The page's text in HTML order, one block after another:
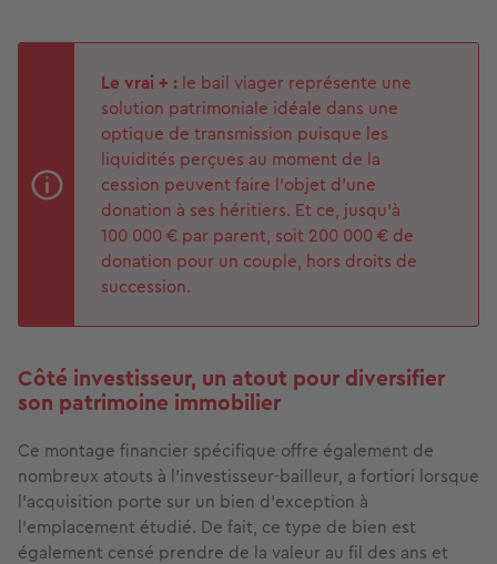
Le vrai + : le bail viager représente une
solution patrimoniale idéale dans une
optique de transmission puisque les
liquidités perçues au moment de la
cession peuvent faire l’objet d’une
donation à ses héritiers. Et ce, jusqu’à
100 000 € par parent, soit 200 000 € de
donation pour un couple, hors droits de
succession.
Côté investisseur, un atout pour diversifier
son patrimoine immobilier
Ce montage financier spécifique offre également de
nombreux atouts à l’investisseur-bailleur, a fortiori lorsque
l’acquisition porte sur un bien d’exception à
l’emplacement étudié. De fait, ce type de bien est
également censé prendre de la valeur au fil des ans et